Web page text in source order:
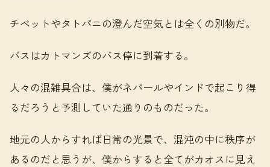
チベットやタトパニの澄んだ空気とは全くの別物だ。
バスはカトマンズのバス停に到着する。
人々の混雑具合は、僕がネパールやインドで起こり得
るだろうと予測していた通りのものだった。
地元の人からすれば日常の光景で、混沌の中に秩序が
あるのだと思うが、僕からすると全てがカオスに見え